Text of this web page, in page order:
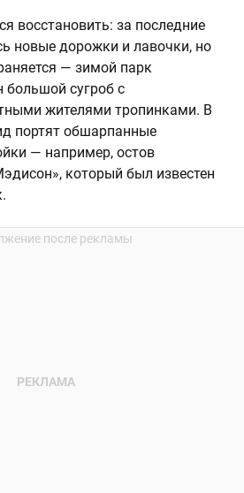
восстановить: за последние
новые дорожки и лавочки, но
— зимой парк
большой сугроб с
жителями тропинками. В
портят обшарпанные
— например, остов
который был известен